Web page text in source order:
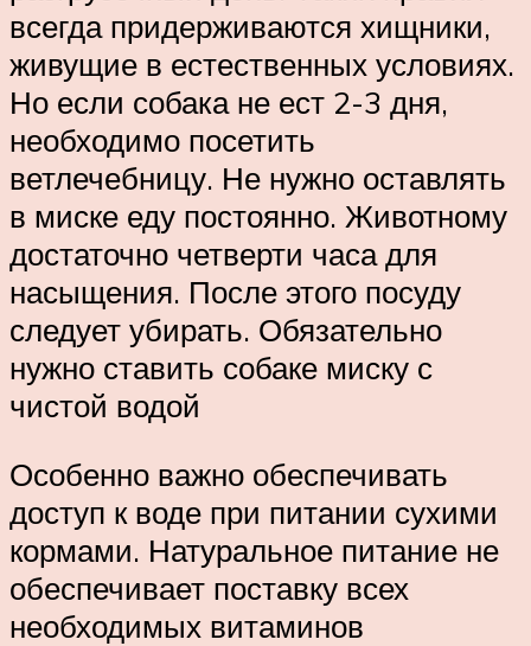
всегда придерживаются хищники,
живущие в естественных условиях.
Но если собака не ест 2-3 дня,
необходимо посетить
ветлечебницу. Не нужно оставлять
в миске еду постоянно. Животному
достаточно четверти часа для
насыщения. После этого посуду
следует убирать. Обязательно
нужно ставить собаке миску с
чистой водой
Особенно важно обеспечивать
доступ к воде при питании сухими
кормами. Натуральное питание не
обеспечивает поставку всех
необходимых витаминов